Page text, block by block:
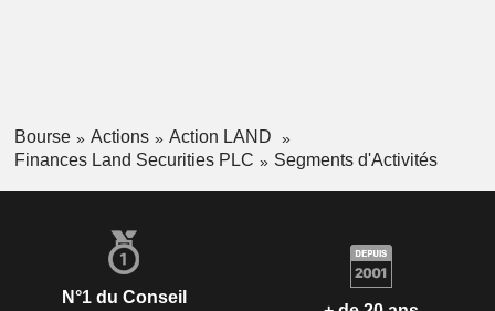
Bourse Actions
Action LAND
Finances Land Securities PLC
Segments d'Activités
N°1 du Conseil